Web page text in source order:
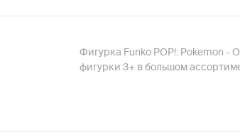
Фигурка Funko POP!: Pokemon -
фигурки 3+ в большом